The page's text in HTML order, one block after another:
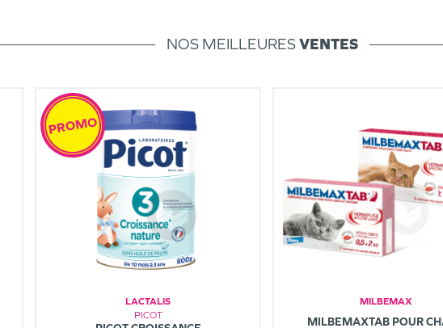
NOS MEILLEURESVENTES
LACTALIS
PICOT
PROMO
MILBEMAX
MILBEMAXTAB POUR